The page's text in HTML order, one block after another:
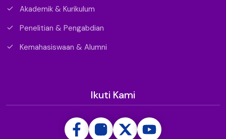
Akademik & Kurikulum
Penelitian & Pengabdian
Kemahasiswaan & Alumni
Ikuti Kami